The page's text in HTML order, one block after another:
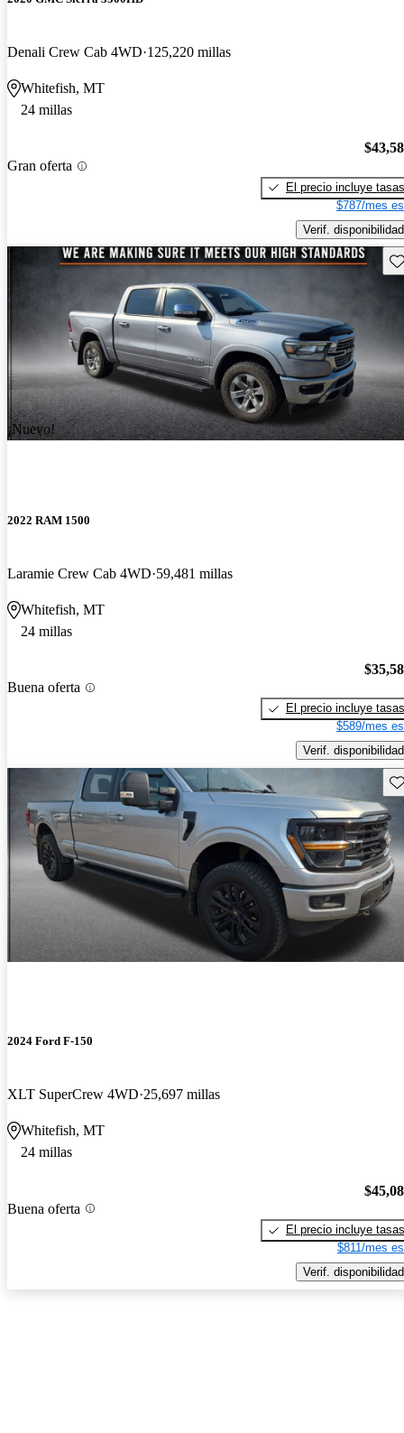
Denali Crew Cab 4WD 125,220 millas
Whitefish, MT
24 millas
Gran oferta
El precio incluye tasas
$787/mes
Verif. disponibilidad
¡Nuevo!
2022 RAM 1500
Laramie Crew Cab 4WD 59,481 millas
Whitefish, MT
24 millas
Buena oferta
El precio incluye tasas
$589/mes
Verif. disponibilidad
2024 Ford F-150
XLT SuperCrew 4WD 25,697 millas
Whitefish, MT
24 millas
Buena oferta
El precio incluye tasas
$811/mes
Verif. disponibilidad